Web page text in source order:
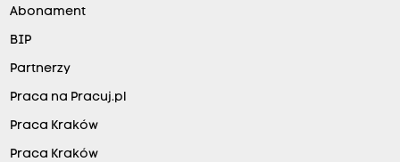
Abonament
BIP
Partnerzy
Praca na Pracuj.pl
Praca Kraków
Praca Kraków